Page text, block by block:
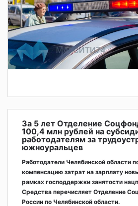
За 5 лет Отделение
100,4 млн рублей на
работодателям за
южноуральцев
Работодатели Челябинской области
компенсацию затрат на зарплату
рамках господдержки занятости
Средства перечисляет Отделение
России по Челябинской области.